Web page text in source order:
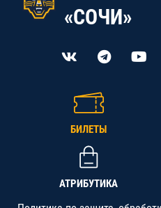
«СОЧИ»
БИЛЕТЫ
АТРИБУТИКА